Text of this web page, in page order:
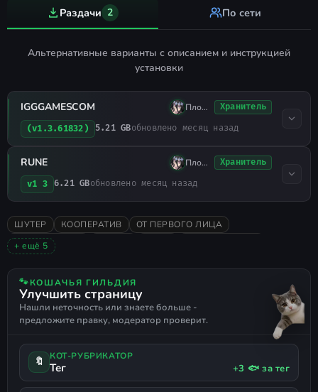
Раздачи 2 По сети
Альтернативные варианты с описанием и инструкцией
установки
IGGGAMESCOM Плохо СпалХранитель
(v1.3.61832) 5.21 GBобновлено месяц назад
RUNE Плохо СпалХранитель
v1 3 6.21 GBобновлено месяц назад
ШУТЕР КООПЕРАТИВ
ОТ ПЕРВОГО ЛИЦА
МУЛЬТИПЛЕЕР
РУССКИЙ ЯЗЫК
+ ещё 5
🐾КОШАЧЬЯ ГИЛЬДИЯ
Улучшить страницу
Нашли неточность или знаете больше -
предложите правку, модератор проверит.
🔖 КОТ-РУБРИКАТОР
Тег +3 🐟 за тег